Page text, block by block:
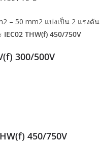
– 50 mm2 แบ่งเป็น 2 แรงดัน
IEC02 THW(f) 450/750V
300/500V
450/750V